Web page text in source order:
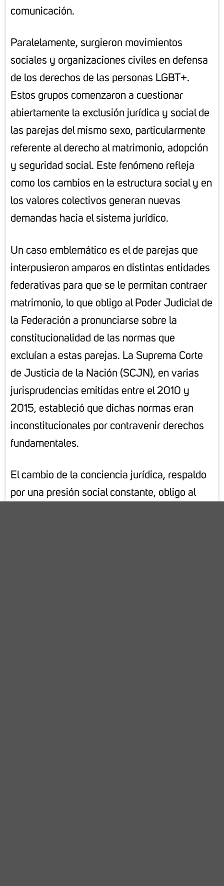
comunicación.
Paralelamente, surgieron movimientos
sociales y organizaciones civiles en defensa
de los derechos de las personas LGBT+.
Estos grupos comenzaron a cuestionar
abiertamente la exclusión jurídica y social de
las parejas del mismo sexo, particularmente
referente al derecho al matrimonio, adopción
y seguridad social. Este fenómeno refleja
como los cambios en la estructura social y en
los valores colectivos generan nuevas
demandas hacia el sistema jurídico.
Un caso emblemático es el de parejas que
interpusieron amparos en distintas entidades
federativas para que se le permitan contraer
matrimonio, lo que obligo al Poder Judicial de
la Federación a pronunciarse sobre la
constitucionalidad de las normas que
excluían a estas parejas. La Suprema Corte
de Justicia de la Nación (SCJN), en varias
jurisprudencias emitidas entre el 2010 y
2015, estableció que dichas normas eran
inconstitucionales por contravenir derechos
fundamentales.
El cambio de la conciencia jurídica, respaldo
por una presión social constante, obligo al